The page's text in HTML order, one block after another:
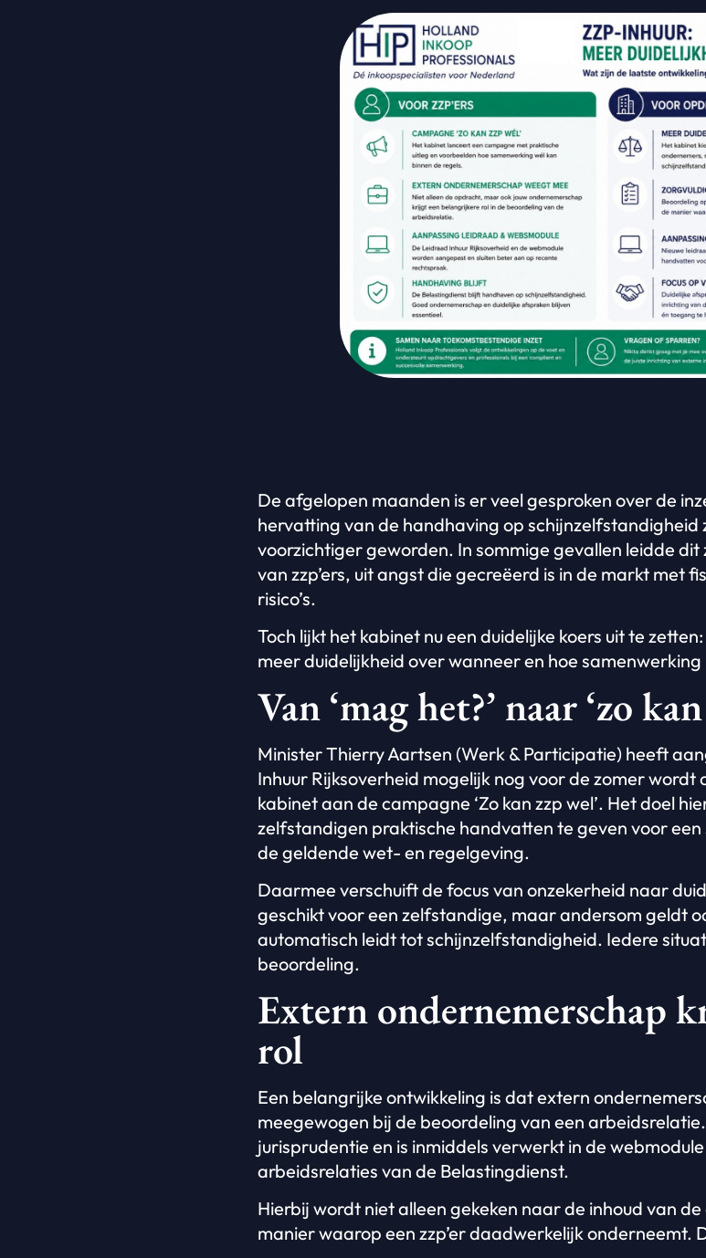
De afgelopen maanden is er veel gesproken over de
hervatting van de handhaving op schijnzelfstandigheid
voorzichtiger geworden. In sommige gevallen leidde
van zzp’ers, uit angst die gecreëerd is in de markt met
risico’s.
Toch lijkt het kabinet nu een duidelijke koers uit te
meer duidelijkheid over wanneer en hoe samenwerking
Van ‘mag het?’ naar ‘zo
Minister Thierry Aartsen (Werk & Participatie) heeft
Inhuur Rijksoverheid mogelijk nog voor de zomer
kabinet aan de campagne ‘Zo kan zzp wel’. Het doel
zelfstandigen praktische handvatten te geven voor
de geldende wet- en regelgeving.
Daarmee verschuift de focus van onzekerheid naar
geschikt voor een zelfstandige, maar andersom geldt
automatisch leidt tot schijnzelfstandigheid. Iedere
beoordeling.
Extern ondernemerschap
rol
Een belangrijke ontwikkeling is dat extern
meegewogen bij de beoordeling van een
jurisprudentie en is inmiddels verwerkt in de
arbeidsrelaties van de Belastingdienst.
Hierbij wordt niet alleen gekeken naar de inhoud van
manier waarop een zzp’er daadwerkelijk onderneemt.